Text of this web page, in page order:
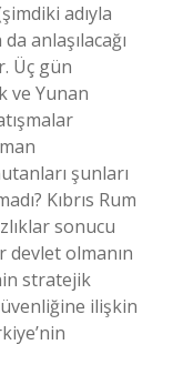
adıyla
anlaşılacağı
Üç gün
ve Yunan
şunları
Kıbrıs Rum
sonucu
devlet olmanın
stratejik
ilişkin